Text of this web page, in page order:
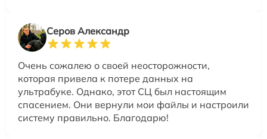
Серов Александр
Очень сожалею о своей неосторожности,
которая привела к потере данных на
ультрабуке. Однако, этот СЦ был настоящим
спасением. Они вернули мои файлы и настроили
систему правильно. Благодарю!